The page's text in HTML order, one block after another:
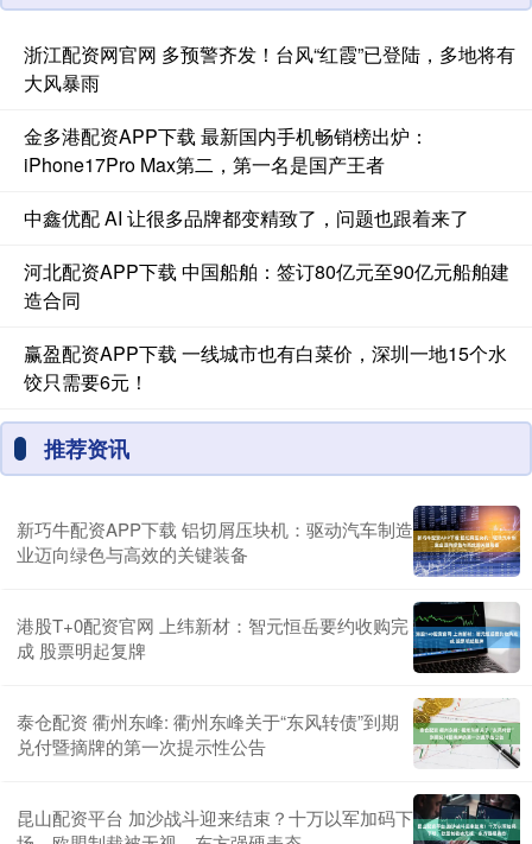
浙江配资网官网 多预警齐发！台风“红霞”已登陆，多地将有
大风暴雨
金多港配资APP下载 最新国内手机畅销榜出炉：
iPhone17Pro Max第二，第一名是国产王者
中鑫优配 AI 让很多品牌都变精致了，问题也跟着来了
河北配资APP下载 中国船舶：签订80亿元至90亿元船舶建
造合同
赢盈配资APP下载 一线城市也有白菜价，深圳一地15个水
饺只需要6元！
推荐资讯
新巧牛配资APP下载 铝切屑压块机：驱动汽车制造
业迈向绿色与高效的关键装备
港股T+0配资官网 上纬新材：智元恒岳要约收购完
成 股票明起复牌
泰仓配资 衢州东峰: 衢州东峰关于“东风转债”到期
兑付暨摘牌的第一次提示性公告
昆山配资平台 加沙战斗迎来结束？十万以军加码下